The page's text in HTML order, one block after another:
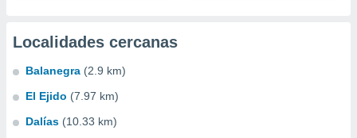
Localidades cercanas
Balanegra (2.9 km)
El Ejido (7.97 km)
Dalías (10.33 km)